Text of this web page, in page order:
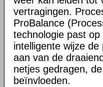
vertragingen.
ProBalance
technologie past op
intelligente wijze de
aan van de
netjes gedragen,
beïnvloeden.